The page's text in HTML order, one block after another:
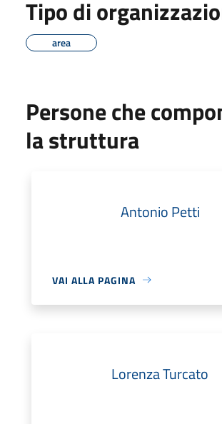
Tipo di
area
Persone che
la struttura
Antonio Petti
VAI ALLA PAGINA
Lorenza Turcato